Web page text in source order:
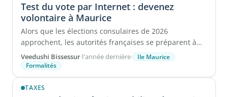
Test du vote par Internet : devenez
volontaire à Maurice
Alors que les élections consulaires de 2026
approchent, les autorités françaises se préparent à
renforcer les ...
Veedushi Bissessur·l'année dernière·
Ile Maurice
Formalités
TAXES